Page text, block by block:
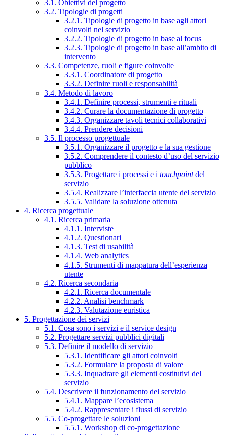
3.1. Obiettivi del progetto
3.2. Tipologie di progetti
3.2.1. Tipologie di progetto in base agli attori
coinvolti nel servizio
3.2.2. Tipologie di progetto in base al focus
3.2.3. Tipologie di progetto in base all’ambito di
intervento
3.3. Competenze, ruoli e figure coinvolte
3.3.1. Coordinatore di progetto
3.3.2. Definire ruoli e responsabilità
3.4. Metodo di lavoro
3.4.1. Definire processi, strumenti e rituali
3.4.2. Curare la documentazione di progetto
3.4.3. Organizzare tavoli tecnici collaborativi
3.4.4. Prendere decisioni
3.5. Il processo progettuale
3.5.1. Organizzare il progetto e la sua gestione
3.5.2. Comprendere il contesto d’uso del servizio
pubblico
3.5.3. Progettare i processi e i touchpointdel
servizio
3.5.4. Realizzare l’interfaccia utente del servizio
3.5.5. Validare la soluzione ottenuta
4. Ricerca progettuale
4.1. Ricerca primaria
4.1.1. Interviste
4.1.2. Questionari
4.1.3. Test di usabilità
4.1.4. Web analytics
4.1.5. Strumenti di mappatura dell’esperienza
utente
4.2. Ricerca secondaria
4.2.1. Ricerca documentale
4.2.2. Analisi benchmark
4.2.3. Valutazione euristica
5. Progettazione dei servizi
5.1. Cosa sono i servizi e il service design
5.2. Progettare servizi pubblici digitali
5.3. Definire il modello di servizio
5.3.1. Identificare gli attori coinvolti
5.3.2. Formulare la proposta di valore
5.3.3. Inquadrare gli elementi costitutivi del
servizio
5.4. Descrivere il funzionamento del servizio
5.4.1. Mappare l’ecosistema
5.4.2. Rappresentare i flussi di servizio
5.5. Co-progettare le soluzioni
5.5.1. Workshop di co-progettazione